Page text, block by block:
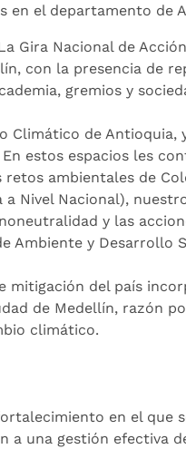
en el departamento de
Gira Nacional de
con la presencia de
gremios y
Climático de
estos espacios les
ambientales de
Nivel Nacional),
y las
Ambiente y Desarrollo
del país
de Medellín, razón
climático.
en el que
a una gestión efectiva